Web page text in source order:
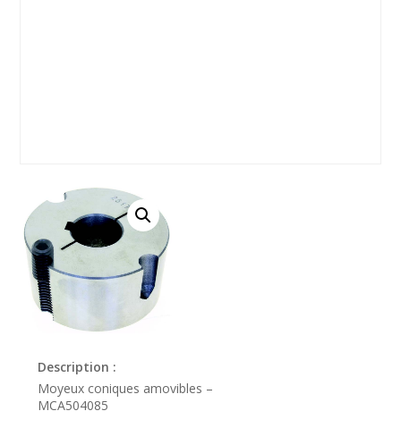
Description :
Moyeux coniques amovibles –
MCA504085